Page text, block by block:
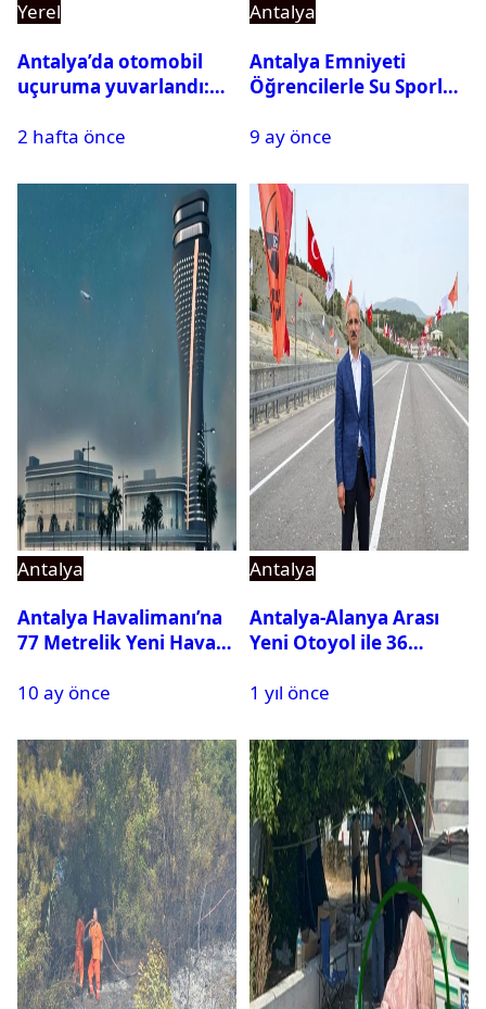
Yerel
Antalya’da otomobil
uçuruma yuvarlandı:
var
2 hafta önce
Antalya
Antalya Emniyeti
Öğrencilerle Su Sporları
9 ay önce
Antalya
Antalya Havalimanı’na
77 Metrelik Yeni Hava
Geliyor
10 ay önce
Antalya
Antalya-Alanya Arası
Yeni Otoyol ile 36
Tamamlanacak
1 yıl önce